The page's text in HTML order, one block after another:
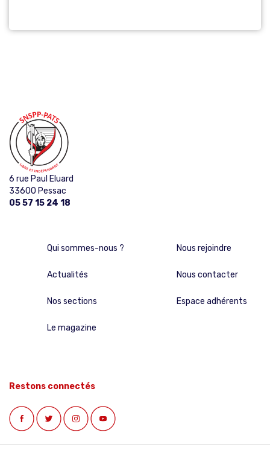
6 rue Paul Eluard
33600 Pessac
05 57 15 24 18
Qui sommes-nous ?
Actualités
Nos sections
Le magazine
Nous rejoindre
Nous contacter
Espace adhérents
Restons connectés